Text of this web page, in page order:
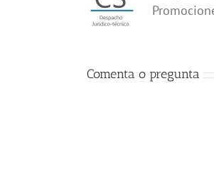
Comenta o pregunta